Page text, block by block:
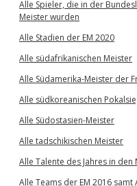
Alle Spieler, die in der
Meister wurden
Alle Stadien der EM 2020
Alle südafrikanischen Meister
Alle Südamerika-Meister der
Alle südkoreanischen
Alle Südostasien-Meister
Alle tadschikischen Meister
Alle Talente des Jahres in
Alle Teams der EM 2016 samt